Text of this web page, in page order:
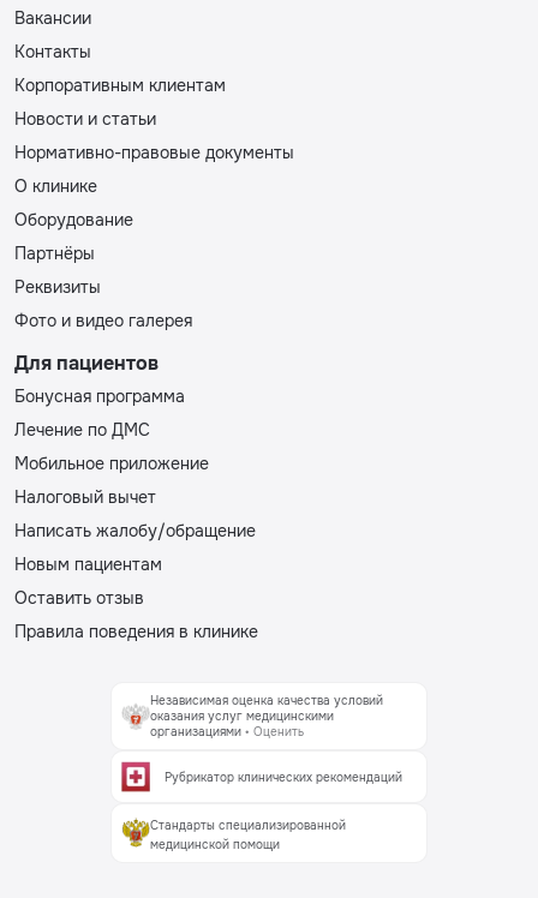
Вакансии
Контакты
Корпоративным клиентам
Новости и статьи
Нормативно-правовые документы
О клинике
Оборудование
Партнёры
Реквизиты
Фото и видео галерея
Для пациентов
Бонусная программа
Лечение по ДМС
Мобильное приложение
Налоговый вычет
Написать жалобу/обращение
Новым пациентам
Оставить отзыв
Правила поведения в клинике
Независимая оценка качества условий
оказания услуг медицинскими
организациями • Оценить
Рубрикатор клинических рекомендаций
Стандарты специализированной
медицинской помощи